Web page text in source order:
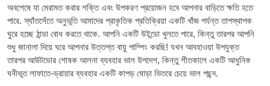
অবশেষে যা মেরামত করার শক্তি এবং উপকরণ প্রয়োজন হবে আপনার বাড়িতে ক্ষতি হতে
পারে. স্যাঁতসেঁতে অনুভূতি আমাদের প্রাকৃতিক প্রতিক্রিয়া একটি খাঁজ পর্যন্ত তাপস্থাপক
ঘুরে হচ্ছে ঠান্ডা বোধ করতে থাকে. আপনি একটি উইন্ডো খুলতে পারে, কিন্তু তারপর আপনি
শুধু জানালা দিয়ে ঘরে আপনার উত্তপ্ত বায়ু পাম্পিং করছি! যখন আবহাওয়া উপযুক্ত
তারপর আউটডোর শোষক আলনা ব্যবহার ভাল উপদেশ, কিন্তু শীতকালে একটি আধুনিক
ঘনীভূত লাফাতে-ড্রায়ার ব্যবহার একটি কাপড় ঘোড়া ভিতরে চেয়ে ভাল পছন্দ.